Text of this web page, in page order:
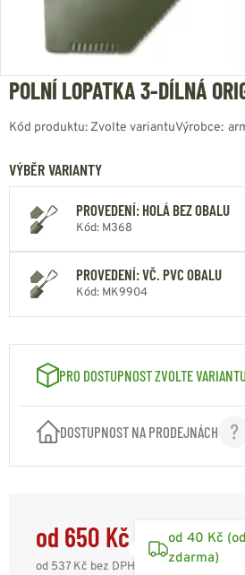
POLNÍ LOPATKA 3-DÍLNÁ
Kód produktu: Zvolte variantuVýrobce:
VÝBĚR VARIANTY
PROVEDENÍ: HOLÁ BEZ OBALU
Kód: M368
PROVEDENÍ: VČ. PVC OBALU
Kód: MK9904
PRO DOSTUPNOST ZVOLTE
DOSTUPNOST NA PRODEJNÁCH
od 650 Kč
od 537 Kč bez DPH
od 40 Kč
zdarma)